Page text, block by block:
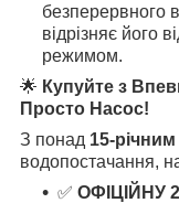
безперервного
відрізняє його
режимом.
🌟 Купуйте з
Просто Насос!
З понад 15-
водопостачання,
✅ ОФІЦІЙНУ